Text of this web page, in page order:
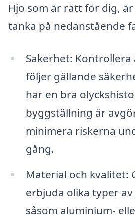
Hjo som är rätt för dig,
tänka på nedanstående
Säkerhet:
följer gällande
har en bra
byggställning är
minimera riskerna
gång.
Material och kvalitet:
erbjuda olika typer
såsom aluminium-